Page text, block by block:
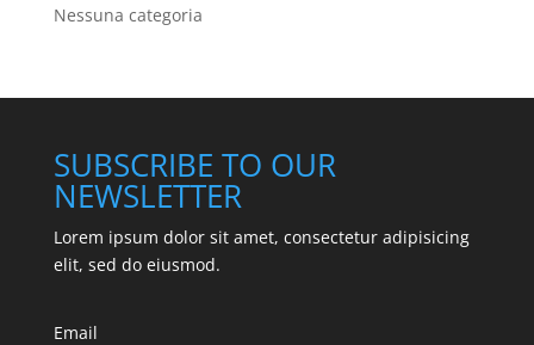
Nessuna categoria
SUBSCRIBE TO OUR
NEWSLETTER
Lorem ipsum dolor sit amet, consectetur adipisicing
elit, sed do eiusmod.
Email